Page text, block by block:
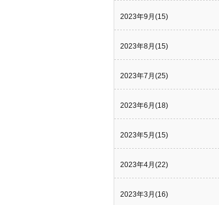
2023年9月(15)
2023年8月(15)
2023年7月(25)
2023年6月(18)
2023年5月(15)
2023年4月(22)
2023年3月(16)